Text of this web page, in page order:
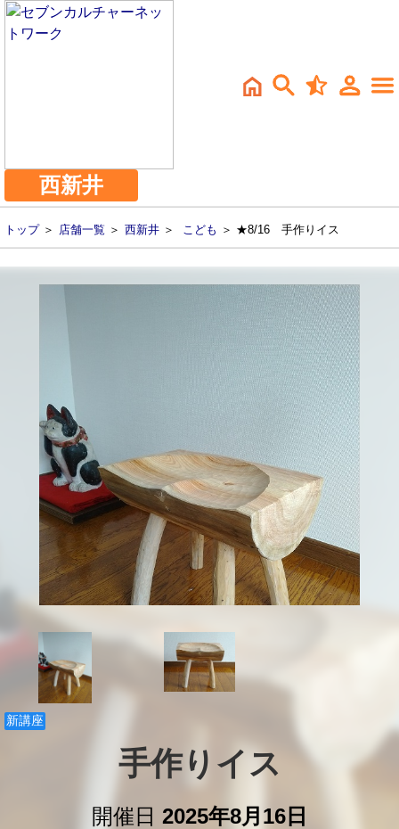
西新井
トップ＞ 店舗一覧 ＞ 西新井 ＞ こども ＞ ★8/16 手作りイス
新講座
手作りイス
開催日 2025年8月16日